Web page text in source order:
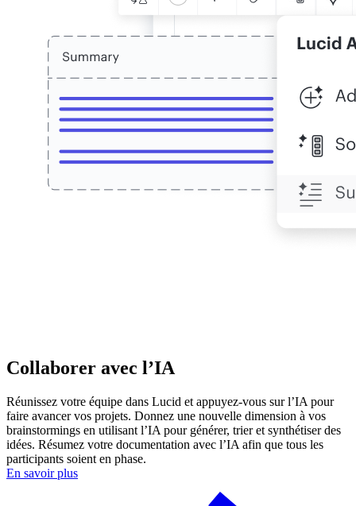
Collaborer avec l’IA
Réunissez votre équipe dans Lucid et appuyez-vous sur l’IA pour
faire avancer vos projets. Donnez une nouvelle dimension à vos
brainstormings en utilisant l’IA pour générer, trier et synthétiser des
idées. Résumez votre documentation avec l’IA afin que tous les
participants soient en phase.
En savoir plus